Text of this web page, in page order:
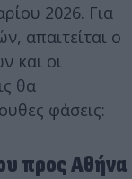
2026. Για
απαιτείται ο
και οι
θα
φάσεις:
προς Αθήνα